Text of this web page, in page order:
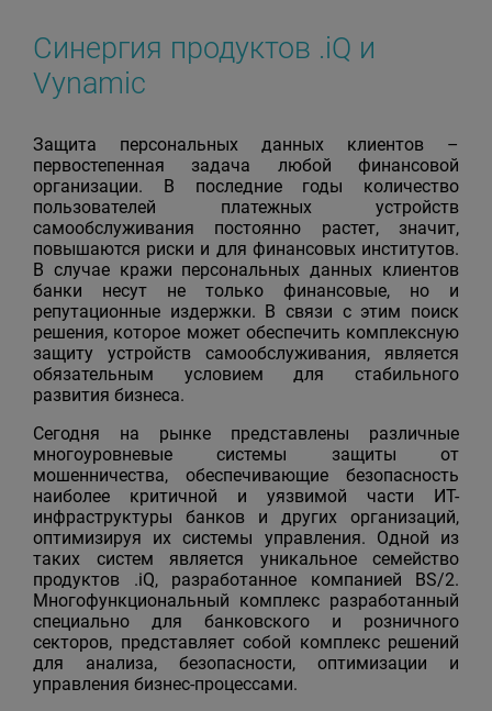
Синергия продуктов .iQ и
Vynamic
Защита персональных данных клиентов –
первостепенная задача любой финансовой
организации. В последние годы количество
пользователей платежных устройств
самообслуживания постоянно растет, значит,
повышаются риски и для финансовых институтов.
В случае кражи персональных данных клиентов
банки несут не только финансовые, но и
репутационные издержки. В связи с этим поиск
решения, которое может обеспечить комплексную
защиту устройств самообслуживания, является
обязательным условием для стабильного
развития бизнеса.
Сегодня на рынке представлены различные
многоуровневые системы защиты от
мошенничества, обеспечивающие безопасность
наиболее критичной и уязвимой части ИТ-
инфраструктуры банков и других организаций,
оптимизируя их системы управления. Одной из
таких систем является уникальное семейство
продуктов .iQ, разработанное компанией BS/2.
Многофункциональный комплекс разработанный
специально для банковского и розничного
секторов, представляет собой комплекс решений
для анализа, безопасности, оптимизации и
управления бизнес-процессами.